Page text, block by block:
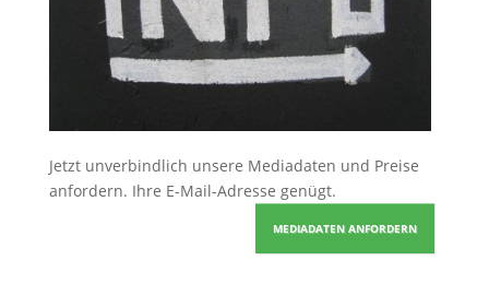
Jetzt unverbindlich unsere Mediadaten und Preise
anfordern. Ihre E-Mail-Adresse genügt.
MEDIADATEN ANFORDERN